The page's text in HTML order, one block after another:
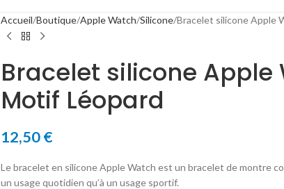
Accueil Boutique Apple Watch Silicone Bracelet silicone Apple
Bracelet silicone Apple
Motif Léopard
12,50€
Le bracelet en silicone Apple Watch est un bracelet de montre
un usage quotidien qu’à un usage sportif.